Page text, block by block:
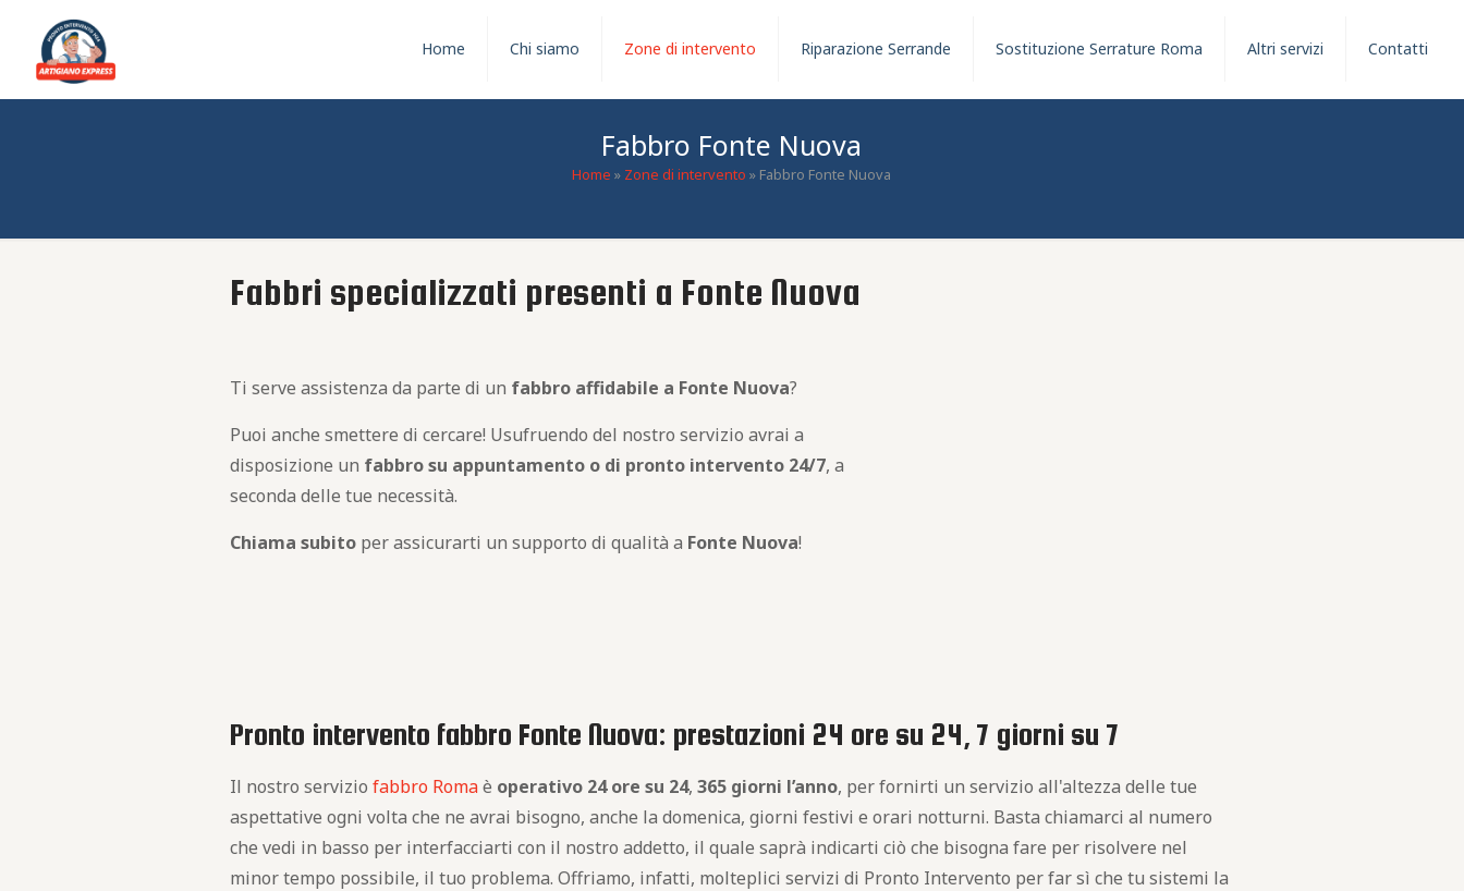
Home Chi siamo Zone di intervento Riparazione Serrande Sostituzione Serrature Roma Altri servizi Contatti
Fabbro Fonte Nuova
Home » Zone di intervento » Fabbro Fonte Nuova
Fabbri specializzati presenti a Fonte Nuova
Ti serve assistenza da parte di un fabbro affidabile a Fonte Nuova?
Puoi anche smettere di cercare! Usufruendo del nostro servizio avrai a
disposizione un fabbrosu appuntamento o di pronto intervento 24/7, a
seconda delle tue necessità.
Chiama subito per assicurarti un supporto di qualità a Fonte Nuova!
Pronto intervento fabbro Fonte Nuova: prestazioni 24 ore su 24, 7 giorni su 7
Il nostro serviziofabbro Romaè operativo 24 ore su 24,365 giorni l’anno, per fornirti un servizio all'altezza delle tue
aspettative ogni volta che ne avrai bisogno, anche la domenica, giorni festivi e orari notturni. Basta chiamarci al numero
che vedi in basso per interfacciarti con il nostro addetto, il quale saprà indicarti ciò che bisogna fare per risolvere nel
minor tempo possibile, il tuo problema. Offriamo, infatti, molteplici servizi di Pronto Intervento per far sì che tu sistemi la